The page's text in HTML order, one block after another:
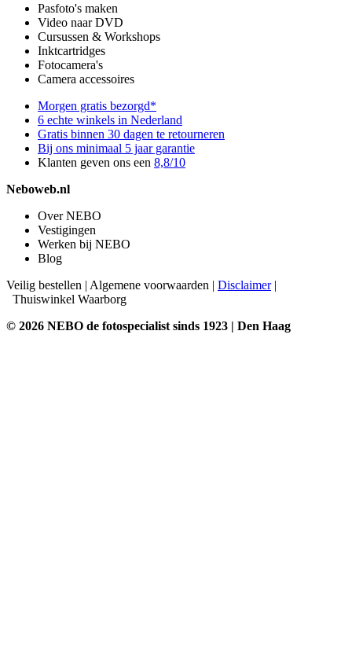
Pasfoto's maken
Video naar DVD
Cursussen & Workshops
Inktcartridges
Fotocamera's
Camera accessoires
Morgen gratis bezorgd*
6 echte winkels in Nederland
Gratis binnen 30 dagen te retourneren
Bij ons minimaal 5 jaar garantie
Klanten geven ons een 8,8/10
Neboweb.nl
Over NEBO
Vestigingen
Werken bij NEBO
Blog
Veilig bestellen | Algemene voorwaarden | Disclaimer|
Thuiswinkel Waarborg
© 2026 NEBO de fotospecialist sinds 1923 | Den Haag